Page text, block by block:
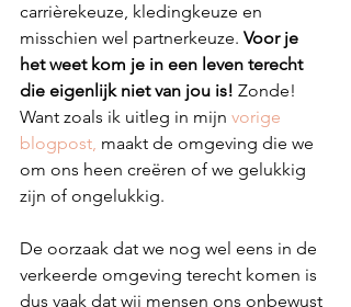
carrièrekeuze, kledingkeuze en
misschien wel partnerkeuze. Voor je
het weet kom je in een leven terecht
die eigenlijk niet van jou is! Zonde!
Want zoals ik uitleg in mijn vorige
blogpost, maakt de omgeving die we
om ons heen creëren of we gelukkig
zijn of ongelukkig.
De oorzaak dat we nog wel eens in de
verkeerde omgeving terecht komen is
dus vaak dat wij mensen ons onbewust